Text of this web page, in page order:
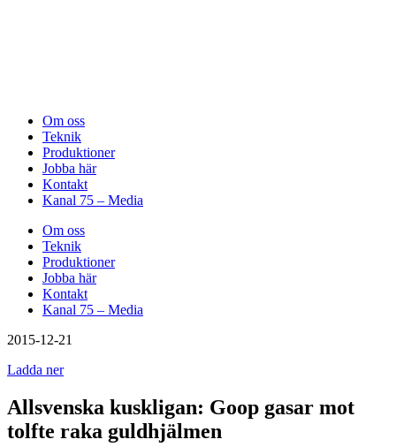
Om oss
Teknik
Produktioner
Jobba här
Kontakt
Kanal 75 – Media
Om oss
Teknik
Produktioner
Jobba här
Kontakt
Kanal 75 – Media
2015-12-21
Ladda ner
Allsvenska kuskligan: Goop gasar mot
tolfte raka guldhjälmen